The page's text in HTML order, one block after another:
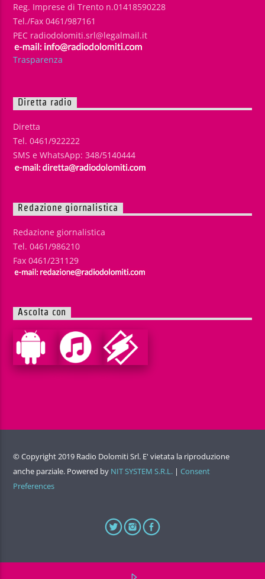
Reg. Imprese di Trento n.01418590228
Tel./Fax 0461/987161
PEC radiodolomiti.srl@legalmail.it
Trasparenza
Diretta radio
Diretta
Tel. 0461/922222
SMS e WhatsApp: 348/5140444
Redazione giornalistica
Redazione giornalistica
Tel. 0461/986210
Fax 0461/231129
Ascolta con
© Copyright 2019 Radio Dolomiti Srl. E' vietata la riproduzione
anche parziale. Powered by NIT SYSTEM S.R.L. | Consent
Preferences